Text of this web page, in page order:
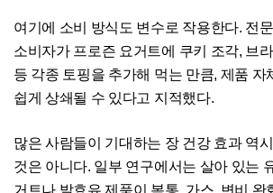
여기에 소비 방식도 변수로 작용한다. 전
소비자가 프로즌 요거트에 쿠키 조각, 브
등 각종 토핑을 추가해 먹는 만큼, 제품 자
쉽게 상쇄될 수 있다고 지적했다.
많은 사람들이 기대하는 장 건강 효과 역
것은 아니다. 일부 연구에서는 살아 있는
거트나 발효유 제품이 복통, 가스, 변비 완